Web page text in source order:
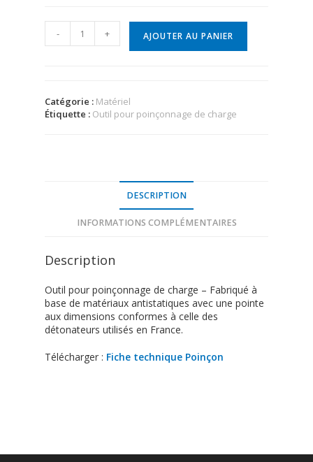
- + AJOUTER AU PANIER
Catégorie : Matériel
Étiquette : Outil pour poinçonnage de charge
DESCRIPTION
INFORMATIONS COMPLÉMENTAIRES
Description
Outil pour poinçonnage de charge – Fabriqué à
base de matériaux antistatiques avec une pointe
aux dimensions conformes à celle des
détonateurs utilisés en France.
Télécharger : Fiche technique Poinçon